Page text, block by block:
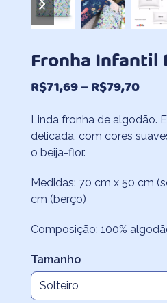
slide
slide
Fronha Infantil
R$71,69–R$79,70Faixa
Linda fronha de algodão.
delicada, com cores
o beija-flor.
Medidas: 70 cm x 50 cm
cm (berço)
Composição: 100%
Tamanho